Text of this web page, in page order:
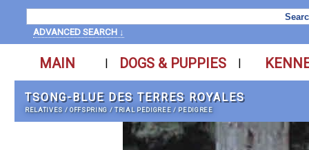
ADVANCED SEARCH ↓
MAIN | DOGS & PUPPIES |
TSONG-BLUE DES TERRES ROYALES
RELATIVES /OFFSPRING /TRIAL PEDIGREE / PEDIGREE